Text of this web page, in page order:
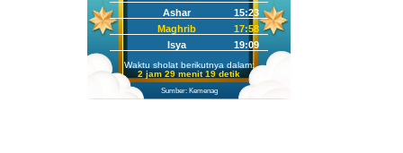
Ashar
15:23
Maghrib
17:58
Isya
19:09
Waktu sholat berikutnya dalam:
2 jam 29 menit 17 detik
Sumber: Kemenag